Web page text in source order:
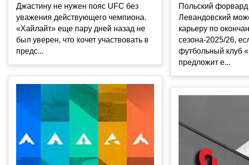
Джастину не нужен пояс UFC без
уважения действующего чемпиона.
«Хайлайт» еще пару дней назад не
был уверен, что хочет участвовать в
предс...
Польский
Левандовский
карьеру по
сезона-2025/26,
футбольный клуб
предложит е...